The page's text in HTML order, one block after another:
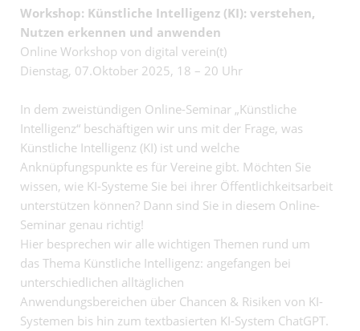
Workshop: Künstliche Intelligenz (KI): verstehen,
Nutzen erkennen und anwenden
Online Workshop von digital verein(t)
Dienstag, 07.Oktober 2025, 18 – 20 Uhr
In dem zweistündigen Online-Seminar „Künstliche
Intelligenz“ beschäftigen wir uns mit der Frage, was
Künstliche Intelligenz (KI) ist und welche
Anknüpfungspunkte es für Vereine gibt. Möchten Sie
wissen, wie KI-Systeme Sie bei ihrer Öffentlichkeitsarbeit
unterstützen können? Dann sind Sie in diesem Online-
Seminar genau richtig!
Hier besprechen wir alle wichtigen Themen rund um
das Thema Künstliche Intelligenz: angefangen bei
unterschiedlichen alltäglichen
Anwendungsbereichen über Chancen & Risiken von KI-
Systemen bis hin zum textbasierten KI-System ChatGPT.